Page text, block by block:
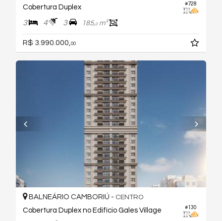
#728
Cobertura Duplex
3 4 3 185,0m²
R$ 3.990.000,00
#130
BALNEÁRIO CAMBORIÚ - CENTRO
Cobertura Duplex no Edifício Gales Village